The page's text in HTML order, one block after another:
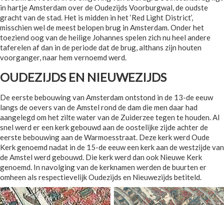
in hartje Amsterdam over de Oudezijds Voorburgwal, de oudste
gracht van de stad. Het is midden in het ‘Red Light District’,
misschien wel de meest belopen brug in Amsterdam. Onder het
toeziend oog van de heilige Johannes spelen zich nu heel andere
taferelen af dan in de periode dat de brug, althans zijn houten
voorganger, naar hem vernoemd werd.
OUDEZIJDS EN NIEUWEZIJDS
De eerste bebouwing van Amsterdam ontstond in de 13-de eeuw
langs de oevers van de Amstel rond de dam die men daar had
aangelegd om het zilte water van de Zuiderzee tegen te houden. Al
snel werd er een kerk gebouwd aan de oostelijke zijde achter de
eerste bebouwing aan de Warmoesstraat. Deze kerk werd Oude
Kerk genoemd nadat in de 15-de eeuw een kerk aan de westzijde van
de Amstel werd gebouwd. Die kerk werd dan ook Nieuwe Kerk
genoemd. In navolging van de kerknamen werden de buurten er
omheen als respectievelijk Oudezijds en Nieuwezijds betiteld.